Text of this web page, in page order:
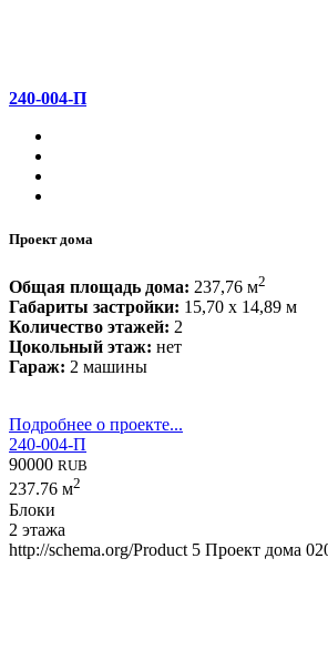
240-004-П
Проект дома
Общая площадь дома: 237,76 м2
Габариты застройки: 15,70 x 14,89 м
Количество этажей: 2
Цокольный этаж: нет
Гараж: 2 машины
Подробнее о проекте...
240-004-П
90000 RUB
237.76 м2
Блоки
2 этажа
http://schema.org/Product 5 Проект дома